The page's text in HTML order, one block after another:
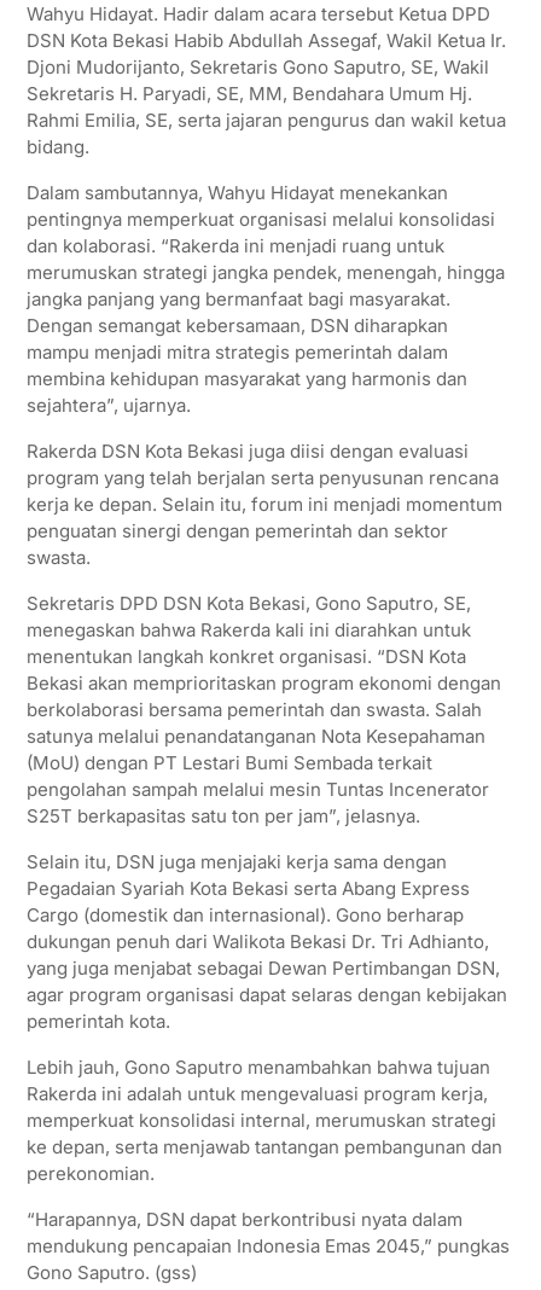
Wahyu Hidayat. Hadir dalam acara tersebut Ketua DPD
DSN Kota Bekasi Habib Abdullah Assegaf, Wakil Ketua Ir.
Djoni Mudorijanto, Sekretaris Gono Saputro, SE, Wakil
Sekretaris H. Paryadi, SE, MM, Bendahara Umum Hj.
Rahmi Emilia, SE, serta jajaran pengurus dan wakil ketua
bidang.
Dalam sambutannya, Wahyu Hidayat menekankan
pentingnya memperkuat organisasi melalui konsolidasi
dan kolaborasi. “Rakerda ini menjadi ruang untuk
merumuskan strategi jangka pendek, menengah, hingga
jangka panjang yang bermanfaat bagi masyarakat.
Dengan semangat kebersamaan, DSN diharapkan
mampu menjadi mitra strategis pemerintah dalam
membina kehidupan masyarakat yang harmonis dan
sejahtera”, ujarnya.
Rakerda DSN Kota Bekasi juga diisi dengan evaluasi
program yang telah berjalan serta penyusunan rencana
kerja ke depan. Selain itu, forum ini menjadi momentum
penguatan sinergi dengan pemerintah dan sektor
swasta.
Sekretaris DPD DSN Kota Bekasi, Gono Saputro, SE,
menegaskan bahwa Rakerda kali ini diarahkan untuk
menentukan langkah konkret organisasi. “DSN Kota
Bekasi akan memprioritaskan program ekonomi dengan
berkolaborasi bersama pemerintah dan swasta. Salah
satunya melalui penandatanganan Nota Kesepahaman
(MoU) dengan PT Lestari Bumi Sembada terkait
pengolahan sampah melalui mesin Tuntas Incenerator
S25T berkapasitas satu ton per jam”, jelasnya.
Selain itu, DSN juga menjajaki kerja sama dengan
Pegadaian Syariah Kota Bekasi serta Abang Express
Cargo (domestik dan internasional). Gono berharap
dukungan penuh dari Walikota Bekasi Dr. Tri Adhianto,
yang juga menjabat sebagai Dewan Pertimbangan DSN,
agar program organisasi dapat selaras dengan kebijakan
pemerintah kota.
Lebih jauh, Gono Saputro menambahkan bahwa tujuan
Rakerda ini adalah untuk mengevaluasi program kerja,
memperkuat konsolidasi internal, merumuskan strategi
ke depan, serta menjawab tantangan pembangunan dan
perekonomian.
“Harapannya, DSN dapat berkontribusi nyata dalam
mendukung pencapaian Indonesia Emas 2045,” pungkas
Gono Saputro. (gss)